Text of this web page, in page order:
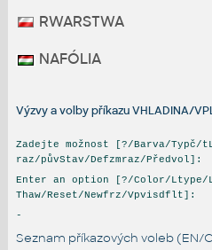
RWARSTWA
NAFÓLIA
Výzvy a volby příkazu VHLADINA/
Zadejte možnost [?/Barva/Typč/
raz/půvStav/Defzmraz/Předvol]:
Enter an option [?/Color/Ltype/
Thaw/Reset/Newfrz/Vpvisdflt]:
-
Seznam příkazových voleb (EN/